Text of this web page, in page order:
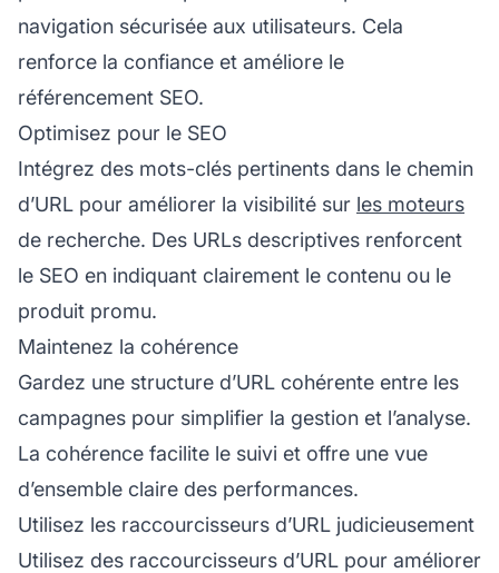
navigation sécurisée aux utilisateurs. Cela
renforce la confiance et améliore le
référencement SEO.
Optimisez pour le SEO
Intégrez des mots-clés pertinents dans le chemin
d’URL pour améliorer la visibilité sur les moteurs
de recherche. Des URLs descriptives renforcent
le SEO en indiquant clairement le contenu ou le
produit promu.
Maintenez la cohérence
Gardez une structure d’URL cohérente entre les
campagnes pour simplifier la gestion et l’analyse.
La cohérence facilite le suivi et offre une vue
d’ensemble claire des performances.
Utilisez les raccourcisseurs d’URL judicieusement
Utilisez des raccourcisseurs d’URL pour améliorer